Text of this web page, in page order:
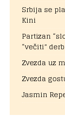
Srbija se
Kini
Partizan
“večiti”
Zvezda uz
Zvezda
Jasmin